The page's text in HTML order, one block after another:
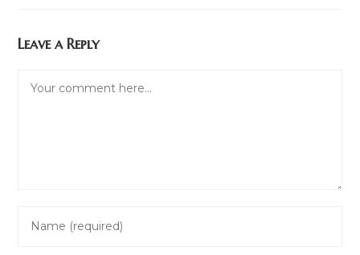
Leave a Reply